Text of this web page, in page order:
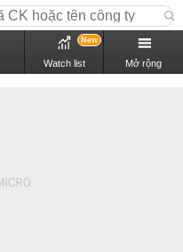
Watch list
New
Mở rộng